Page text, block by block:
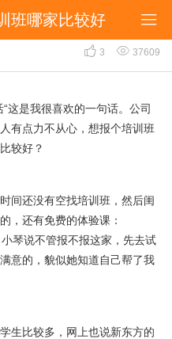

班哪家比较好
班哪家比较好
 3  37609
这是我很喜欢的一句话。公司
有点力不从心，想报个培训班
较好？
间还没有空找培训班，然后闺
，还有免费的体验课：
小琴说不管报不报这家，先去试
意的，貌似她知道自己帮了我
生比较多，网上也说新东方的